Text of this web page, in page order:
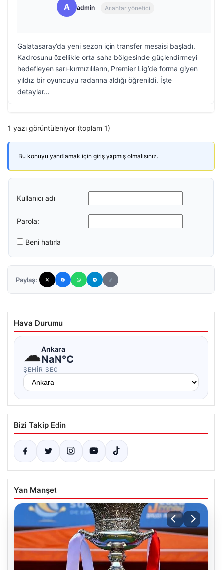
A admin Anahtar yönetici
Galatasaray’da yeni sezon için transfer mesaisi başladı.
Kadrosunu özellikle orta saha bölgesinde güçlendirmeyi
hedefleyen sarı-kırmızılıların, Premier Lig’de forma giyen
yıldız bir oyuncuyu radarına aldığı öğrenildi. İşte
detaylar…
1 yazı görüntüleniyor (toplam 1)
Bu konuyu yanıtlamak için giriş yapmış olmalısınız.
Kullanıcı adı:
Parola:
Beni hatırla
Paylaş:
Hava Durumu
☁Ankara
NaN°C
ŞEHIR SEÇ
Bizi Takip Edin
Yan Manşet